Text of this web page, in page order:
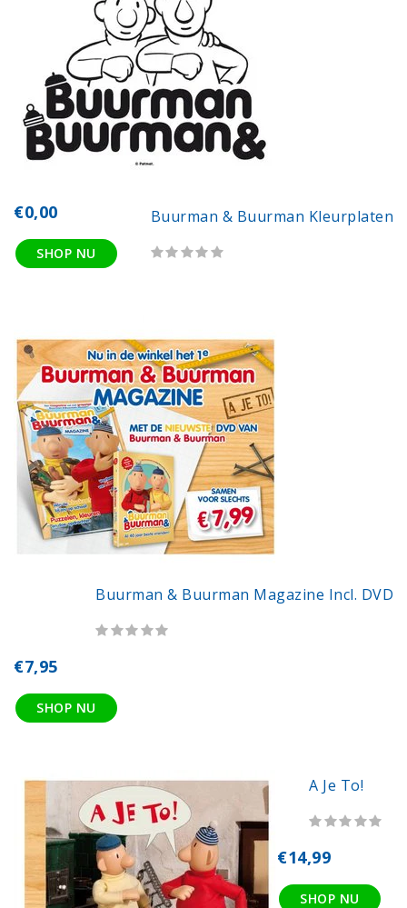
Buurman & Buurman Kleurplaten
€0,00
SHOP NU
Buurman & Buurman Magazine Incl. DVD
€7,95
SHOP NU
A Je To!
€14,99
SHOP NU